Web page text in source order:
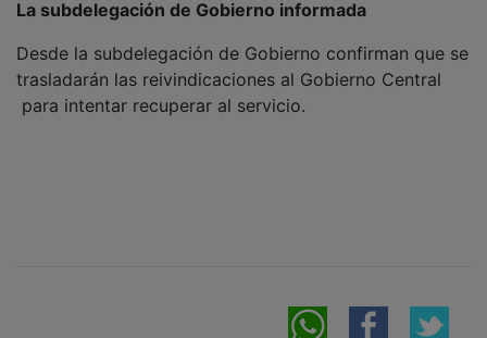
trasladarán las reivindicaciones al Gobierno Central
para intentar recuperar al servicio.